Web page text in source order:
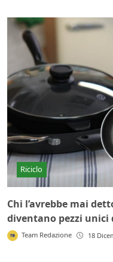
Riciclo
Chi l’avrebbe mai
diventano pezzi unici
Team Redazione 18